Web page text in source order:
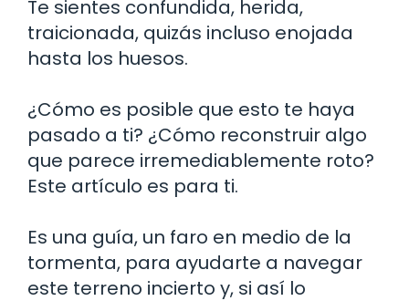
Te sientes confundida, herida,
traicionada, quizás incluso enojada
hasta los huesos.
¿Cómo es posible que esto te haya
pasado a ti? ¿Cómo reconstruir algo
que parece irremediablemente roto?
Este artículo es para ti.
Es una guía, un faro en medio de la
tormenta, para ayudarte a navegar
este terreno incierto y, si así lo